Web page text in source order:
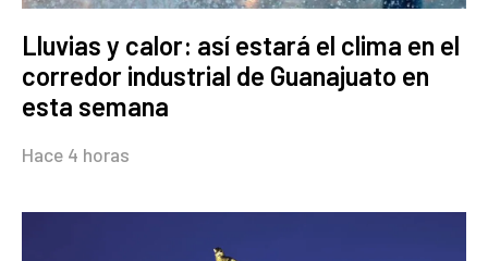
Lluvias y calor: así estará el clima en el
corredor industrial de Guanajuato en
esta semana
Hace 4 horas